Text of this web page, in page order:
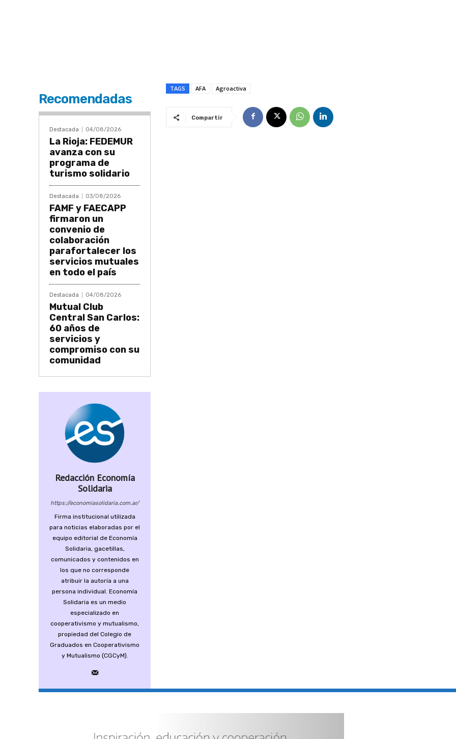
Recomendadas
Destacada 04/08/2026
La Rioja: FEDEMUR
avanza con su
programa de
turismo solidario
Destacada 03/08/2026
FAMF y FAECAPP
firmaron un
convenio de
colaboración
parafortalecer los
servicios mutuales
en todo el país
Destacada 04/08/2026
Mutual Club
Central San Carlos:
60 años de
servicios y
compromiso con su
comunidad
Redacción Economía
Solidaria
https://economiasolidaria.com.ar/
Firma institucional utilizada
para noticias elaboradas por el
equipo editorial de Economía
Solidaria, gacetillas,
comunicados y contenidos en
los que no corresponde
atribuir la autoría a una
persona individual. Economía
Solidaria es un medio
especializado en
cooperativismo y mutualismo,
propiedad del Colegio de
Graduados en Cooperativismo
y Mutualismo (CGCyM).
TAGS AFA Agroactiva
Compartir